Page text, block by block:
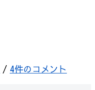
/ 4件のコメント